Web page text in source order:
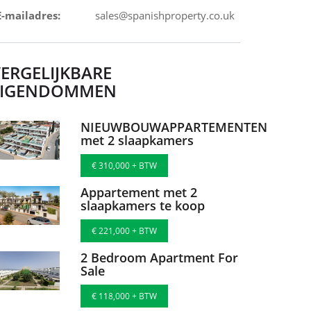
mailadres: sales@spanishproperty.co.uk
NIEUWBOUWAPPARTEMENTEN
met 2 slaapkamers
€ 310,000 + BTW
Appartement met 2
slaapkamers te koop
€ 221,000 + BTW
2 Bedroom Apartment For
Sale
€ 118,000 + BTW